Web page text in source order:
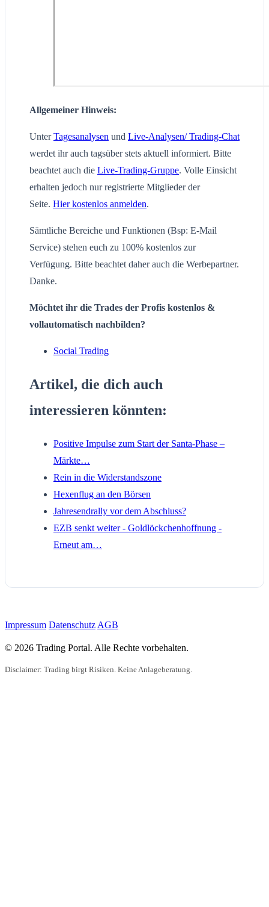
Allgemeiner Hinweis:
UnterTagesanalysen und Live-Analysen/ Trading-Chat
werdet ihr auch tagsüber stets aktuell informiert. Bitte
beachtet auch die Live-Trading-Gruppe. Volle Einsicht
erhalten jedoch nur registrierte Mitglieder der
Seite. Hier kostenlos anmelden.
Sämtliche Bereiche und Funktionen (Bsp: E-Mail
Service) stehen euch zu 100% kostenlos zur
Verfügung. Bitte beachtet daher auch die Werbepartner.
Danke.
Möchtet ihr die Trades der Profis kostenlos &
vollautomatisch nachbilden?
Social Trading
Artikel, die dich auch
interessieren könnten:
Positive Impulse zum Start der Santa-Phase –
Märkte…
Rein in die Widerstandszone
Hexenflug an den Börsen
Jahresendrally vor dem Abschluss?
EZB senkt weiter - Goldlöckchenhoffnung -
Erneut am…
Impressum Datenschutz AGB
© 2026 Trading Portal. Alle Rechte vorbehalten.
Disclaimer: Trading birgt Risiken. Keine Anlageberatung.